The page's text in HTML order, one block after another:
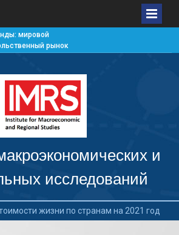
мировой
рынок
рынок
мировой
рынок
мировой
и
исследований
жизни по странам на 2021 год